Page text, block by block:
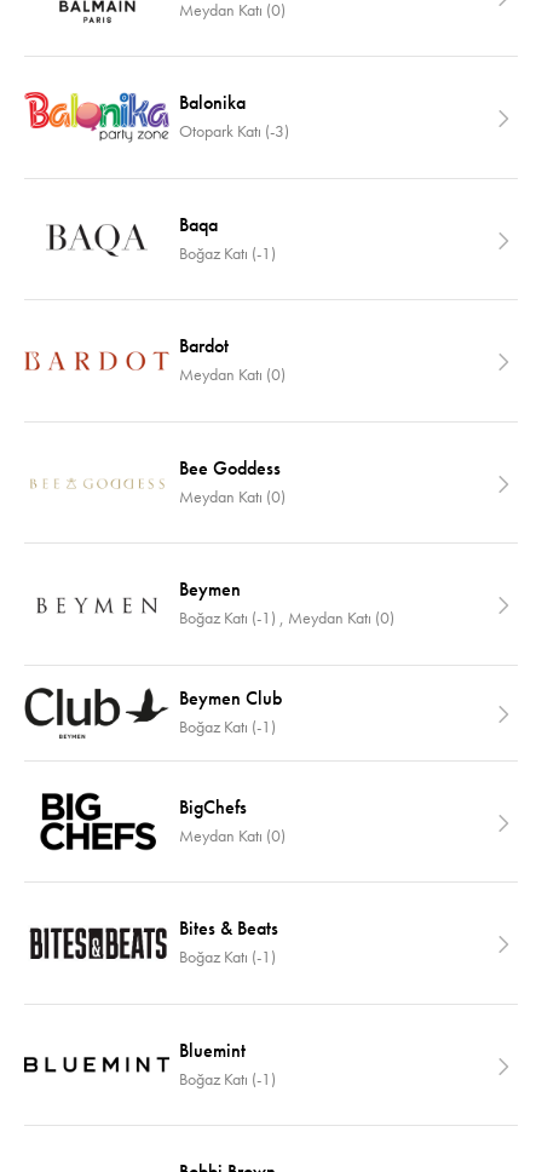
Meydan Katı (0)
Balonika
Otopark Katı (-3)
Baqa
Boğaz Katı (-1)
Bardot
Meydan Katı (0)
Bee Goddess
Meydan Katı (0)
Beymen
Boğaz Katı (-1) , Meydan Katı (0)
Beymen Club
Boğaz Katı (-1)
BigChefs
Meydan Katı (0)
Bites & Beats
Boğaz Katı (-1)
Bluemint
Boğaz Katı (-1)